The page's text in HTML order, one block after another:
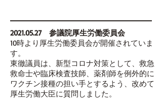
2021.05.27参議院厚生労働委員会
10時より厚生労働委員会が開催されていま
す。
東徹議員は、新型コロナ対策として、救急
救命士や臨床検査技師、薬剤師を例外的に
ワクチン接種の担い手とするよう、改めて
厚生労働大臣に質問しました。